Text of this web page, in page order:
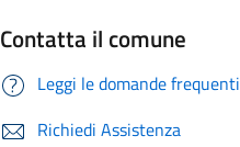
Contatta il comune
Leggi le domande frequenti
Richiedi Assistenza